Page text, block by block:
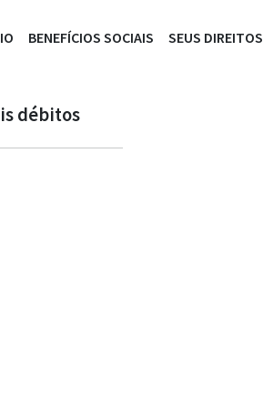
BENEFÍCIOS SOCIAIS SEUS DIREITOS
débitos